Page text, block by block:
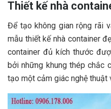
Thiết kế nhà
Để tạo không gian rộng rãi
mẫu thiết kế nhà container
container đủ kích thước
bởi những khung thép chắc
tạo một cảm giác nghệ thuật